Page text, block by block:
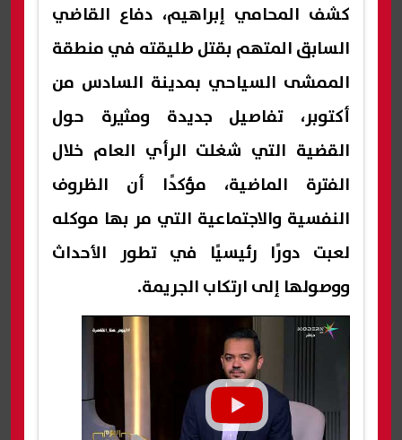
كشف المحامي إبراهيم، دفاع القاضي
السابق المتهم بقتل طليقته في منطقة
الممشى السياحي بمدينة السادس من
أكتوبر، تفاصيل جديدة ومثيرة حول
القضية التي شغلت الرأي العام خلال
الفترة الماضية، مؤكدًا أن الظروف
النفسية والاجتماعية التي مر بها موكله
لعبت دورًا رئيسيًا في تطور الأحداث
ووصولها إلى ارتكاب الجريمة.